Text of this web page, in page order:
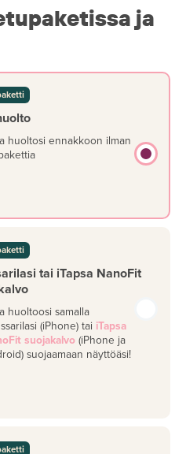
ja
huoltosi ennakkoon ilman
tai iTapsa NanoFit
huoltoosi samalla
(iPhone) tai iTapsa
suojakalvo (iPhone ja
suojaamaan näyttöäsi!